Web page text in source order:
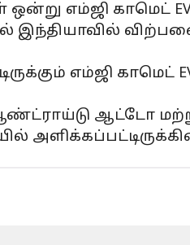
எம்ஜி காமெட் EV.
இந்தியாவில்
எம்ஜி காமெட்
ஆட்டோ